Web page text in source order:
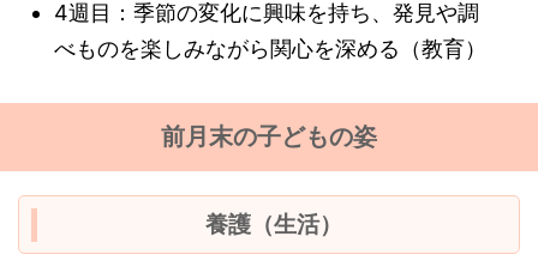
4週目：季節の変化に興味を持ち、発見や調
べものを楽しみながら関心を深める（教育）
前月末の子どもの姿
養護（生活）